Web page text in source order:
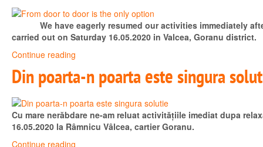
We have eagerly resumed our activities immediately
carried out on Saturday 16.05.2020 in Valcea, Goranu district.
Continue reading
Din poarta-n poarta este singura
Cu mare nerăbdare ne-am reluat activitățiile imediat dupa
16.05.2020 la Râmnicu Vâlcea, cartier Goranu.
Continue reading